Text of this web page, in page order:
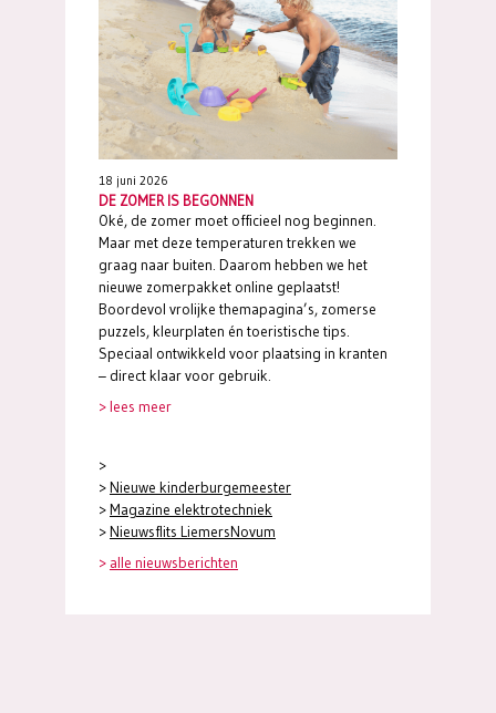
18 juni 2026
DE ZOMER IS BEGONNEN
Oké, de zomer moet officieel nog beginnen.
Maar met deze temperaturen trekken we
graag naar buiten. Daarom hebben we het
nieuwe zomerpakket online geplaatst!
Boordevol vrolijke themapagina’s, zomerse
puzzels, kleurplaten én toeristische tips.
Speciaal ontwikkeld voor plaatsing in kranten
– direct klaar voor gebruik.
> lees meer
>
>Nieuwe kinderburgemeester
>Magazine elektrotechniek
>Nieuwsflits LiemersNovum
> alle nieuwsberichten